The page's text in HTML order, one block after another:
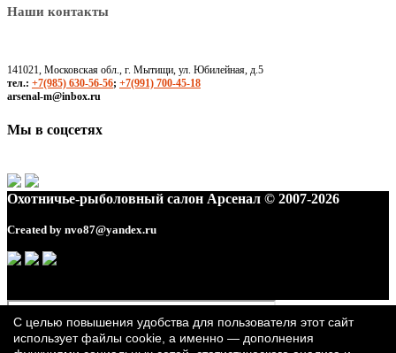
Наши контакты
141021, Московская обл., г. Мытищи, ул. Юбилейная, д.5
тел.: +7(985) 630-56-56; +7(991) 700-45-18
arsenal-m@inbox.ru
Мы в соцсетях
Охотничье-рыболовный салон Арсенал © 2007-2026
Created by nvo87@yandex.ru
С целью повышения удобства для пользователя этот сайт
использует файлы cookie, а именно — дополнения